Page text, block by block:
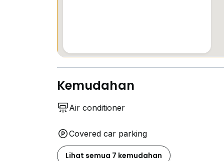
Kemudahan
Air conditioner
Covered car parking
Lihat semua 7 kemudahan